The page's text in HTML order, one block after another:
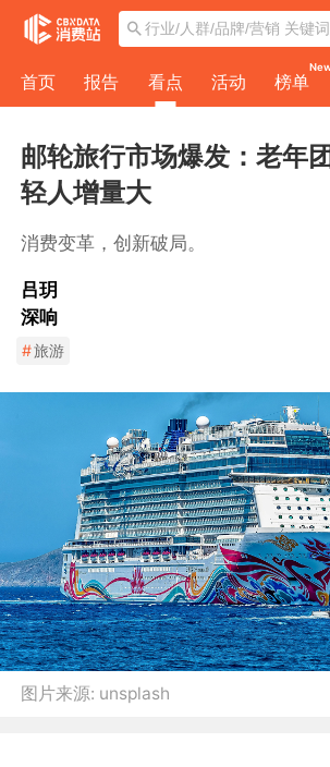
首页 报告 看点 活动 榜单
邮轮旅行市场爆发：老年
轻人增量大
消费变革，创新破局。
吕玥
深响
#旅游
图片来源: unsplash